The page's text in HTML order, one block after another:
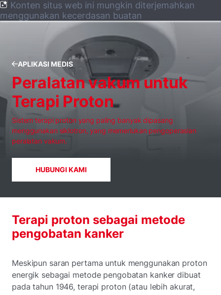
Konten situs web ini mungkin diterjemahkan
menggunakan kecerdasan buatan
APLIKASI MEDIS
Peralatan vakum untuk
Terapi Proton
Sistem terapi proton yang paling banyak dipasang
menggunakan siklotron, yang memerlukan pengoperasian
peralatan vakum.
HUBUNGI KAMI
Terapi proton sebagai metode
pengobatan kanker
Meskipun saran pertama untuk menggunakan proton
energik sebagai metode pengobatan kanker dibuat
pada tahun 1946, terapi proton (atau lebih akurat,